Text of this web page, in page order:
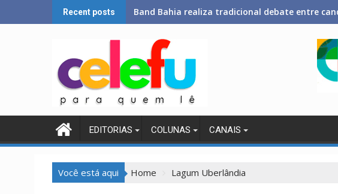
to
Recent posts Band Bahia realiza tradicional debate entre
EDITORIAS COLUNAS CANAIS
Você está aqui Home Lagum Uberlândia